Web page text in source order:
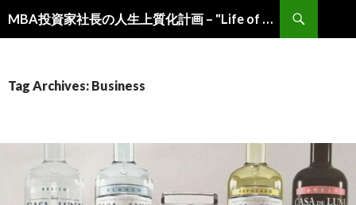
MBA投資家社長の人生上質化計画 – "Life of Choice" by MBA-Investor-President –
Tag Archives: Business